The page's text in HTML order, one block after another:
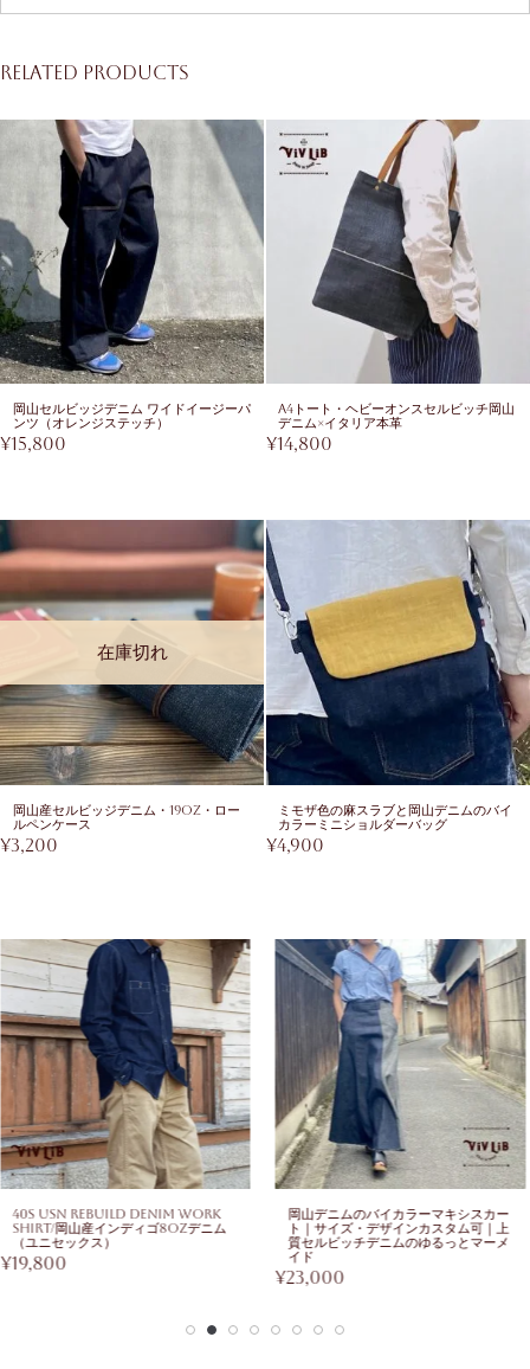
Related products
岡山セルビッジデニム ワイドイージーパ
ンツ（オレンジステッチ）
¥15,800
A4トート・ヘビーオンスセルビッチ岡山
デニム×イタリア本革
¥14,800
在庫切れ
岡山産セルビッジデニム・19oz・ロー
ルペンケース
¥3,200
ミモザ色の麻スラブと岡山デニムのバイ
カラーミニショルダーバッグ
¥4,900
40s USN Rebuild Denim Work
Shirt/岡山産インディゴ8ozデニム
（ユニセックス）
¥19,800
岡山デニムのバイカラーマキシスカー
ト｜サイズ・デザインカスタム可｜上
質セルビッチデニムのゆるっとマーメ
イド
¥23,000